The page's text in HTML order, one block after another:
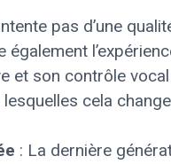
pas d’une
et son contrôle
cela
: La dernière